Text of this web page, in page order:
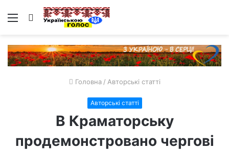
Меню Пошук
Головна / Авторські статті
Авторські статті
В Краматорську
продемонстровано чергові